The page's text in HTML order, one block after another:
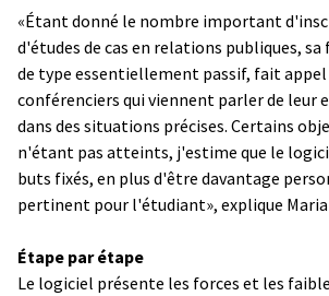
«Étant donné le nombre important
d'études de cas en relations publiques,
de type essentiellement passif, fait appel
conférenciers qui viennent parler de leur
dans des situations précises. Certains
n'étant pas atteints, j'estime que le
buts fixés, en plus d'être davantage
pertinent pour l'étudiant», explique
Étape par étape
Le logiciel présente les forces et les